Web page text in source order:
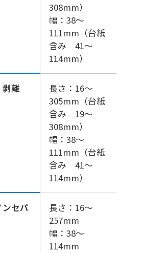
308mm）
幅：38～
111mm（台紙
含み 41～
114mm）
剥離
長さ：16～
305mm（台紙
含み 19～
308mm）
幅：38～
111mm（台紙
含み 41～
114mm）
ンセパ
長さ：16～
257mm
幅：38～
114mm